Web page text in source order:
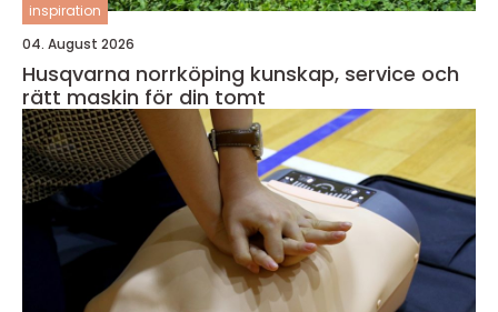
inspiration
04. August 2026
Husqvarna norrköping kunskap, service och
rätt maskin för din tomt